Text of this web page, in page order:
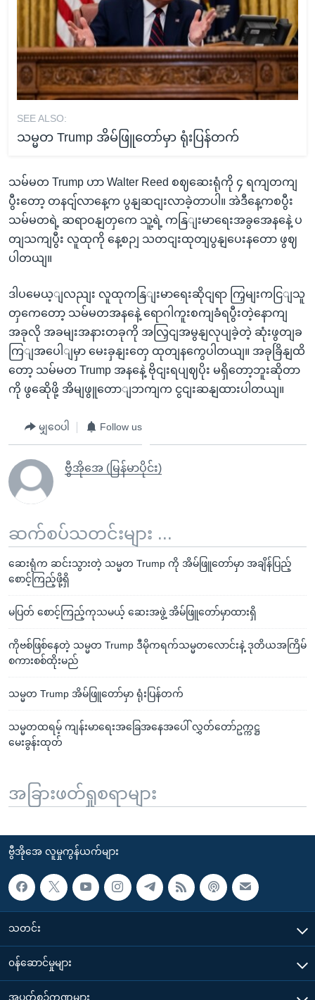
SEE ALSO:
သမ္မတ Trump အိမ်ဖြူတော်မှာ ရုံးပြန်တက်
သမ်မတ Trump ဟာ Walter Reed စဈဆေးရုံကို ၄ ရကျတကျ
ပွီးတော့ တနငျ်လာနေ့က ပွနျဆငျးလာခဲ့တာပါ။ အဲဒီနေ့ကစပွီး
သမ်မတရဲ့ ဆရာဝနျတှကေ သူ့ရဲ့ ကနြျးမာရေးအခွအေနနေဲ့ ပ
တျသကျပွီး လူထုကို နေ့စဉျ သတငျးထုတျပွနျပေးနတော ဖွဈ
ပါတယျ။
ဒါပမေယ့ျလညျး လူထုကနြျးမာရေးဆိုငျရာ ကြှမျးကငြျသူ
တှကေတော့ သမ်မတအနနေဲ့ ရောဂါကူးစကျခံရပွီးတဲ့နောကျ
အခုလို အခမျးအနားတခုကို အလြှငျအမွနျလုပျခဲ့တဲ့ ဆုံးဖွတျခ
ကြျအပေါျမှာ မေးခှနျးတှေ ထုတျနကွေပါတယျ။ အခုခြိနျထိ
တော့ သမ်မတ Trump အနနေဲ့ ဗိုငျးရပျဈပိုး မရှိတော့ဘူးဆိုတာ
ကို ဖွဆေိုဖို့ အိမျဖွူတောျဘကျက ငွငျးဆနျထားပါတယျ။
မျှဝေပါ Follow us
ဗွီအိုအေ (မြန်မာပိုင်း)
ဆက်စပ်သတင်းများ ...
ဆေးရုံက ဆင်းသွားတဲ့ သမ္မတ Trump ကို အိမ်ဖြူတော်မှာ အချိန်ပြည့်
စောင့်ကြည့်ဖို့ရှိ
မပြတ် စောင့်ကြည့်ကုသမယ့် ဆေးအဖွဲ့ အိမ်ဖြူတော်မှာထားရှိ
ကိုဗစ်ဖြစ်နေတဲ့ သမ္မတ Trump ဒီမိုကရက်သမ္မတလောင်းနဲ့ ဒုတိယအကြိမ်
စကားစစ်ထိုးမည်
သမ္မတ Trump အိမ်ဖြူတော်မှာ ရုံးပြန်တက်
သမ္မတထရမ့် ကျန်းမာရေးအခြေအနေအပေါ် လွှတ်တော်ဥက္ကဋ္ဌ
မေးခွန်းထုတ်
အခြားဖတ်ရှုစရာများ
ဗွီအိုအေ လူမှုကွန်ယက်များ
သတင်း
၀န်ဆောင်မှုများ
အပတ်စဉ်ကဏ္ဍများ